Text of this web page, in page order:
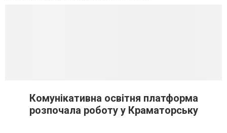
Комунікативна освітня платформа
розпочала роботу у Краматорську